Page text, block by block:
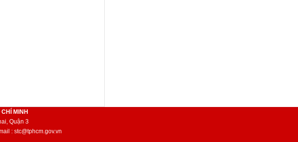
MINH
Quận 3
: stc@tphcm.gov.vn